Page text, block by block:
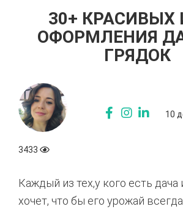
30+ КРАСИВЫХ
ОФОРМЛЕНИЯ
ГРЯДОК
10
3433
Каждый из тех,у кого есть дача
хочет, что бы его урожай